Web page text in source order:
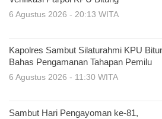
6 Agustus 2026 - 20:13 WITA
Kapolres Sambut Silaturahmi KPU
Bahas Pengamanan Tahapan Pemilu
6 Agustus 2026 - 11:30 WITA
Sambut Hari Pengayoman ke-81,